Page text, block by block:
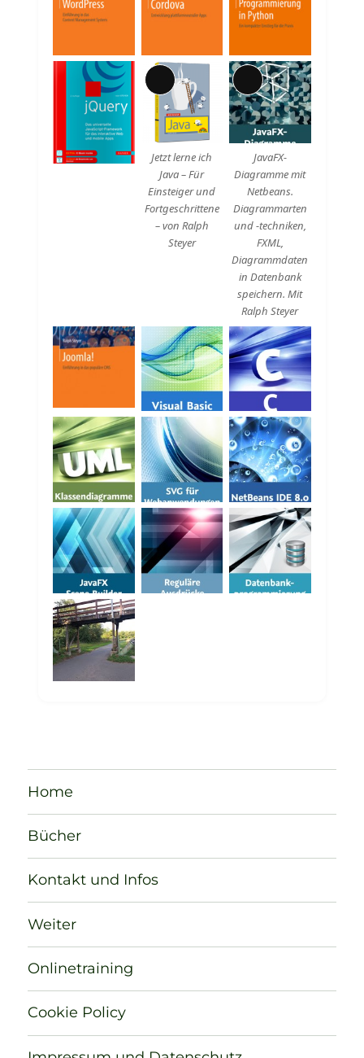
Lange
Beschreibung
Jetzt lerne ich
Java – Für
Einsteiger und
Fortgeschrittene
– von Ralph
Steyer
Lange
Beschreibung
JavaFX-
Diagramme mit
Netbeans.
Diagrammarten
und -techniken,
FXML,
Diagrammdaten
in Datenbank
speichern. Mit
Ralph Steyer
Home
Bücher
Kontakt und Infos
Weiter
Onlinetraining
Cookie Policy